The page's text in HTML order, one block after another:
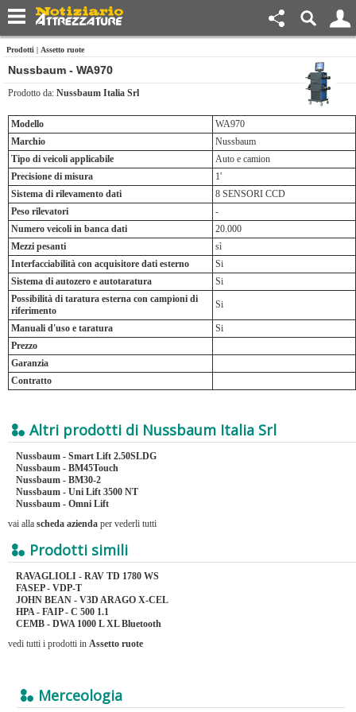
Prodotti | Assetto ruote
Nussbaum - WA970
Prodotto da: Nussbaum Italia Srl
Modello
WA970
Marchio
Nussbaum
Tipo di veicoli applicabile
Auto e camion
Precisione di misura
1'
Sistema di rilevamento dati
8 SENSORI CCD
Peso rilevatori
-
Numero veicoli in banca dati
20.000
Mezzi pesanti
sì
Interfacciabilità con acquisitore dati esterno
Si
Sistema di autozero e autotaratura
Si
Possibilità di taratura esterna con campioni di
riferimento
Si
Manuali d'uso e taratura
Si
Prezzo
Garanzia
Contratto
Altri prodotti di Nussbaum Italia Srl
Nussbaum - Smart Lift 2.50SLDG
Nussbaum - BM45Touch
Nussbaum - BM30-2
Nussbaum - Uni Lift 3500 NT
Nussbaum - Omni Lift
vai alla scheda azienda per vederli tutti
Prodotti simili
RAVAGLIOLI - RAV TD 1780 WS
FASEP - VDP-T
JOHN BEAN - V3D ARAGO X-CEL
HPA - FAIP - C 500 1.1
CEMB - DWA 1000 L XL Bluetooth
vedi tutti i prodotti in Assetto ruote
Merceologia